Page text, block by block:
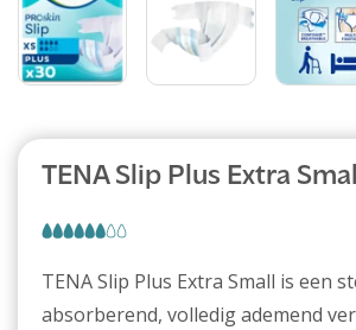
TENA Slip Plus Extra
TENA Slip Plus Extra Small is een
absorberend, volledig ademend